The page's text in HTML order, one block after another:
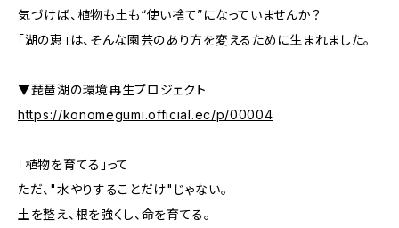
気づけば、植物も土も“使い捨て”になっていませんか？
「湖の恵」は、そんな園芸のあり方を変えるために生まれました。
▼琵琶湖の環境再生プロジェクト
https://konomegumi.official.ec/p/00004
「植物を育てる」って
ただ、"水やりすることだけ"じゃない。
土を整え、根を強くし、命を育てる。